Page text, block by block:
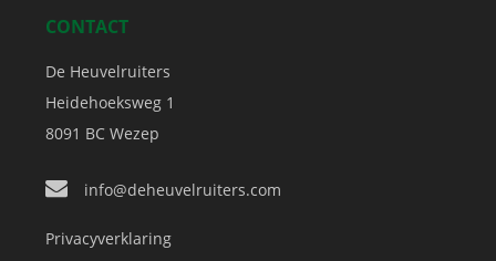
CONTACT
De Heuvelruiters
Heidehoeksweg 1
8091 BC Wezep
info@deheuvelruiters.com
Privacyverklaring